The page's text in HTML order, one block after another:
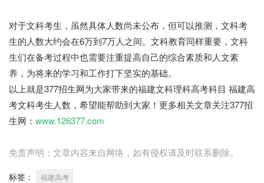
对于文科考生，虽然具体人数尚未公布，但可以推测，文科考
生的人数大约会在6万到7万人之间。文科教育同样重要，文科
生们在备考过程中也需要注重提高自己的综合素质和人文素
养，为将来的学习和工作打下坚实的基础。
以上就是377招生网为大家带来的福建文科理科高考科目 福建高
考文科考生人数，希望能帮助到大家！更多相关文章关注377招
生网： www.126377.com
免责声明：文章内容来自网络，如有侵权请及时联系删除。
标签： 福建高考